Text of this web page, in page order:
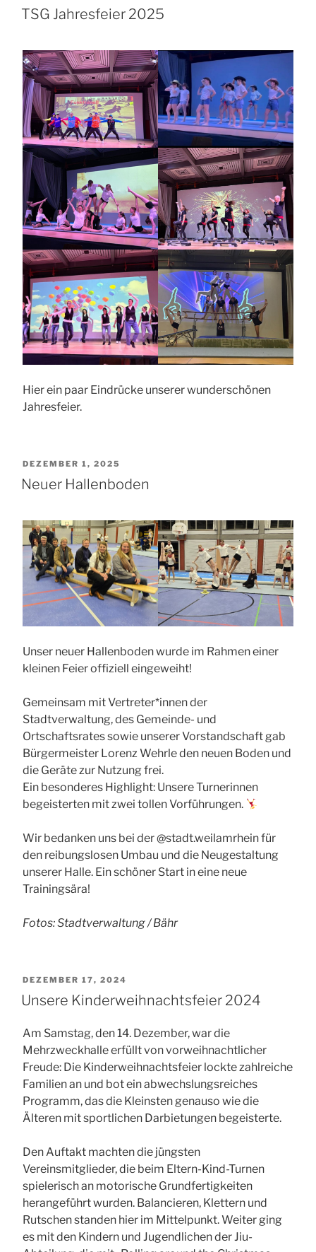
AM
TSG Jahresfeier 2025
Hier ein paar Eindrücke unserer wunderschönen
Jahresfeier.
VERÖFFENTLICHT
AM
DEZEMBER 1, 2025
Neuer Hallenboden
Unser neuer Hallenboden wurde im Rahmen einer
kleinen Feier offiziell eingeweiht!
Gemeinsam mit Vertreter*innen der
Stadtverwaltung, des Gemeinde- und
Ortschaftsrates sowie unserer Vorstandschaft gab
Bürgermeister Lorenz Wehrle den neuen Boden und
die Geräte zur Nutzung frei.
Ein besonderes Highlight: Unsere Turnerinnen
begeisterten mit zwei tollen Vorführungen.
Wir bedanken uns bei der @stadt.weilamrhein für
den reibungslosen Umbau und die Neugestaltung
unserer Halle. Ein schöner Start in eine neue
Trainingsära!
Fotos: Stadtverwaltung / Bähr
VERÖFFENTLICHT
AM
DEZEMBER 17, 2024
Unsere Kinderweihnachtsfeier 2024
Am Samstag, den 14. Dezember, war die
Mehrzweckhalle erfüllt von vorweihnachtlicher
Freude: Die Kinderweihnachtsfeier lockte zahlreiche
Familien an und bot ein abwechslungsreiches
Programm, das die Kleinsten genauso wie die
Älteren mit sportlichen Darbietungen begeisterte.
Den Auftakt machten die jüngsten
Vereinsmitglieder, die beim Eltern-Kind-Turnen
spielerisch an motorische Grundfertigkeiten
herangeführt wurden. Balancieren, Klettern und
Rutschen standen hier im Mittelpunkt. Weiter ging
es mit den Kindern und Jugendlichen der Jiu-